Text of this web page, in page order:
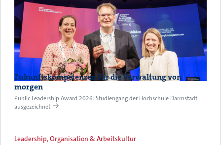
Zukunftskompetenzen für die Verwaltung von
morgen
Public Leadership Award 2026: Studiengang der Hochschule Darmstadt
ausgezeichnet
Leadership, Organisation & Arbeitskultur